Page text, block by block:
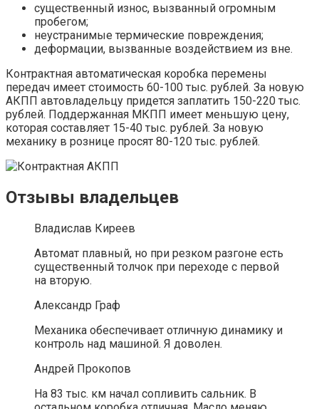
существенный износ, вызванный огромным
пробегом;
неустранимые термические повреждения;
деформации, вызванные воздействием из вне.
Контрактная автоматическая коробка перемены
передач имеет стоимость 60-100 тыс. рублей. За новую
АКПП автовладельцу придется заплатить 150-220 тыс.
рублей. Поддержанная МКПП имеет меньшую цену,
которая составляет 15-40 тыс. рублей. За новую
механику в рознице просят 80-120 тыс. рублей.
Отзывы владельцев
Владислав Киреев
Автомат плавный, но при резком разгоне есть
существенный толчок при переходе с первой
на вторую.
Александр Граф
Механика обеспечивает отличную динамику и
контроль над машиной. Я доволен.
Андрей Прокопов
На 83 тыс. км начал сопливить сальник. В